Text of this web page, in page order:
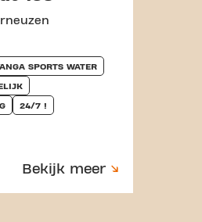
SPORTS WATER
24/7 !
Bekijk meer